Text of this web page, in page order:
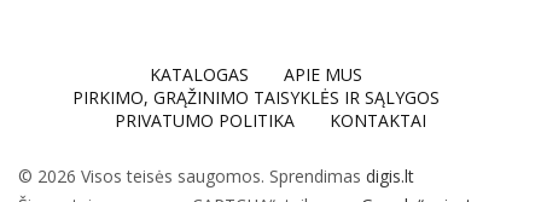
KATALOGAS
APIE MUS
PIRKIMO, GRĄŽINIMO TAISYKLĖS IR SĄLYGOS
PRIVATUMO POLITIKA
KONTAKTAI
© 2026 Visos teisės saugomos. Sprendimas digis.lt